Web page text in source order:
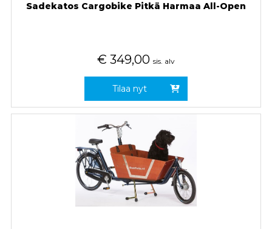
Sadekatos Cargobike Pitkä Harmaa All-Open
€ 349,00 sis. alv
Tilaa nyt